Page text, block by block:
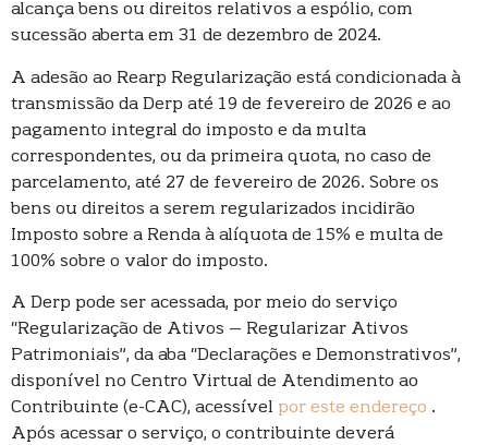
alcança bens ou direitos relativos a espólio, com
sucessão aberta em 31 de dezembro de 2024.
A adesão ao Rearp Regularização está condicionada à
transmissão da Derp até 19 de fevereiro de 2026 e ao
pagamento integral do imposto e da multa
correspondentes, ou da primeira quota, no caso de
parcelamento, até 27 de fevereiro de 2026. Sobre os
bens ou direitos a serem regularizados incidirão
Imposto sobre a Renda à alíquota de 15% e multa de
100% sobre o valor do imposto.
A Derp pode ser acessada, por meio do serviço
“Regularização de Ativos – Regularizar Ativos
Patrimoniais”, da aba “Declarações e Demonstrativos”,
disponível no Centro Virtual de Atendimento ao
Contribuinte (e-CAC), acessível por este endereço .
Após acessar o serviço, o contribuinte deverá